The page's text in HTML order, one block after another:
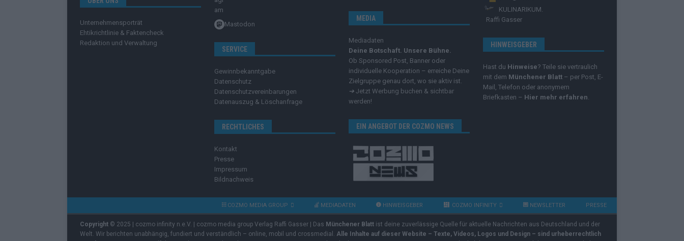
Unternehmensporträt
Ehtikrichtlinie & Faktencheck
Redaktion und Verwaltung
Mastodon
SERVICE
Gewinnbekanntgabe
Datenschutz
Datenschutzvereinbarungen
Datenauszug & Löschanfrage
RECHTLICHES
Kontakt
Presse
Impressum
Bildnachweis
MEDIA
Mediadaten
Deine Botschaft. Unsere Bühne.
Ob Sponsored Post, Banner oder
individuelle Kooperation – erreiche Deine
Zielgruppe genau dort, wo sie aktiv ist.
➔ Jetzt Werbung buchen & sichtbar
werden!
EIN ANGEBOT DER COZMO NEWS
KULINARIKUM.
Raffi Gasser
HINWEISGEBER
Hast du Hinweise? Teile sie vertraulich
mit dem Münchener Blatt – per Post, E-
Mail, Telefon oder anonymem
Briefkasten – Hier mehr erfahren
COZMO MEDIA GROUP MEDIADATEN HINWEISGEBER COZMO INFINITY NEWSLETTER PRESSE
Copyright © 2025 | cozmo infinity n.e.V. | cozmo media group Verlag Raffi Gasser | Das Münchener Blatt ist deine zuverlässige Quelle für aktuelle Nachrichten aus Deutschland und der
Welt. Wir berichten unabhängig, fundiert und verständlich – online, mobil und crossmedial. Alle Inhalte auf dieser Website – Texte, Videos, Logos und Design – sind urheberrechtlich